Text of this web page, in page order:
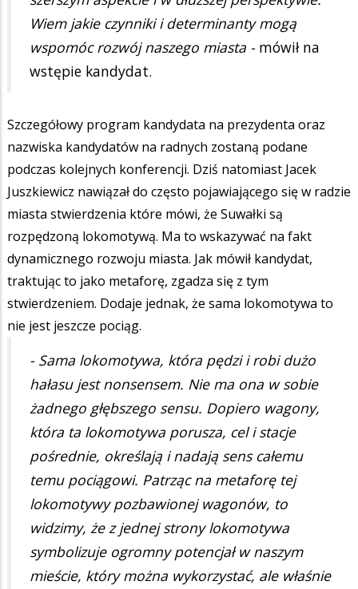
Wiem jakie czynniki i determinanty mogą
wspomóc rozwój naszego miasta - mówił na
wstępie kandydat.
Szczegółowy program kandydata na prezydenta oraz
nazwiska kandydatów na radnych zostaną podane
podczas kolejnych konferencji. Dziś natomiast Jacek
Juszkiewicz nawiązał do często pojawiającego się w radzie
miasta stwierdzenia które mówi, że Suwałki są
rozpędzoną lokomotywą. Ma to wskazywać na fakt
dynamicznego rozwoju miasta. Jak mówił kandydat,
traktując to jako metaforę, zgadza się z tym
stwierdzeniem. Dodaje jednak, że sama lokomotywa to
nie jest jeszcze pociąg.
- Sama lokomotywa, która pędzi i robi dużo
hałasu jest nonsensem. Nie ma ona w sobie
żadnego głębszego sensu. Dopiero wagony,
która ta lokomotywa porusza, cel i stacje
pośrednie, określają i nadają sens całemu
temu pociągowi. Patrząc na metaforę tej
lokomotywy pozbawionej wagonów, to
widzimy, że z jednej strony lokomotywa
symbolizuje ogromny potencjał w naszym
mieście, który można wykorzystać, ale właśnie